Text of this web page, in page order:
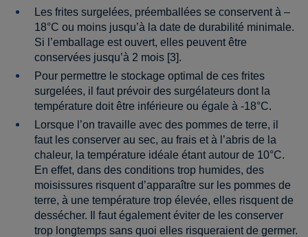
Les frites surgelées, préemballées se conservent à –
18°C ou moins jusqu’à la date de durabilité minimale.
Si l’emballage est ouvert, elles peuvent être
conservées jusqu’à 2 mois [3].
Pour permettre le stockage optimal de ces frites
surgelées, il faut prévoir des surgélateurs dont la
température doit être inférieure ou égale à -18°C.
Lorsque l’on travaille avec des pommes de terre, il
faut les conserver au sec, au frais et à l’abris de la
chaleur, la température idéale étant autour de 10°C.
En effet, dans des conditions trop humides, des
moisissures risquent d’apparaître sur les pommes de
terre, à une température trop élevée, elles risquent de
dessécher. Il faut également éviter de les conserver
trop longtemps sans quoi elles risqueraient de germer.